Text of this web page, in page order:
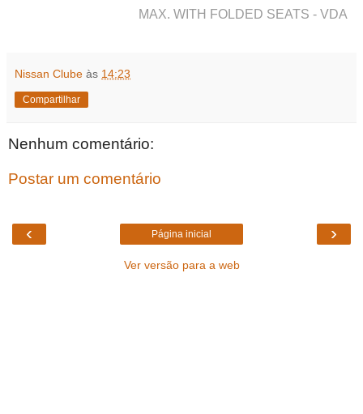
MAX. WITH FOLDED SEATS - VDA
Nissan Clube às 14:23
Compartilhar
Nenhum comentário:
Postar um comentário
‹ ›
Página inicial
Ver versão para a web